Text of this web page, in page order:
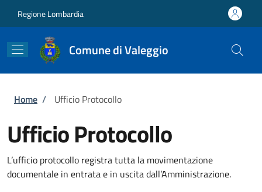
Regione Lombardia
Comune di Valeggio
Briciole di pane
Home / Ufficio Protocollo
Ufficio Protocollo
L’ufficio protocollo registra tutta la movimentazione
documentale in entrata e in uscita dall’Amministrazione.